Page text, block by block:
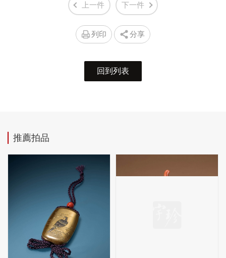
上一件 下一件
列印 分享
回到列表
推薦拍品